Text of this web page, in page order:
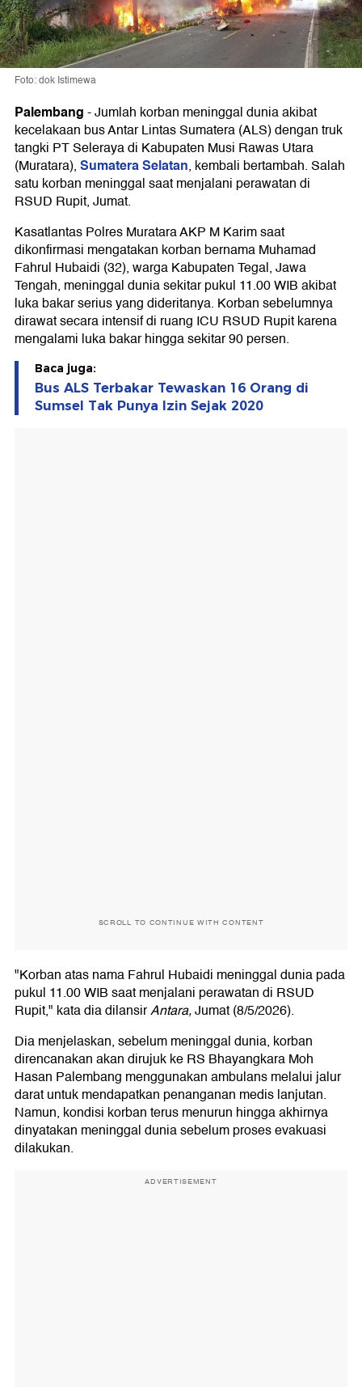
Foto: dok Istimewa
Palembang-Jumlah korban meninggal dunia akibat
kecelakaan bus Antar Lintas Sumatera (ALS) dengan truk
tangki PT Seleraya di Kabupaten Musi Rawas Utara
(Muratara),Sumatera Selatan, kembali bertambah. Salah
satu korban meninggal saat menjalani perawatan di
RSUD Rupit, Jumat.
Kasatlantas Polres Muratara AKP M Karim saat
dikonfirmasi mengatakan korban bernama Muhamad
Fahrul Hubaidi (32), warga Kabupaten Tegal, Jawa
Tengah, meninggal dunia sekitar pukul 11.00 WIB akibat
luka bakar serius yang dideritanya. Korban sebelumnya
dirawat secara intensif di ruang ICU RSUD Rupit karena
mengalami luka bakar hingga sekitar 90 persen.
Baca juga:
Bus ALS Terbakar Tewaskan 16 Orang di
Sumsel Tak Punya Izin Sejak 2020
SCROLL TO CONTINUE WITH CONTENT
"Korban atas nama Fahrul Hubaidi meninggal dunia pada
pukul 11.00 WIB saat menjalani perawatan di RSUD
Rupit," kata dia dilansirAntara,Jumat (8/5/2026).
Dia menjelaskan, sebelum meninggal dunia, korban
direncanakan akan dirujuk ke RS Bhayangkara Moh
Hasan Palembang menggunakan ambulans melalui jalur
darat untuk mendapatkan penanganan medis lanjutan.
Namun, kondisi korban terus menurun hingga akhirnya
dinyatakan meninggal dunia sebelum proses evakuasi
dilakukan.
ADVERTISEMENT